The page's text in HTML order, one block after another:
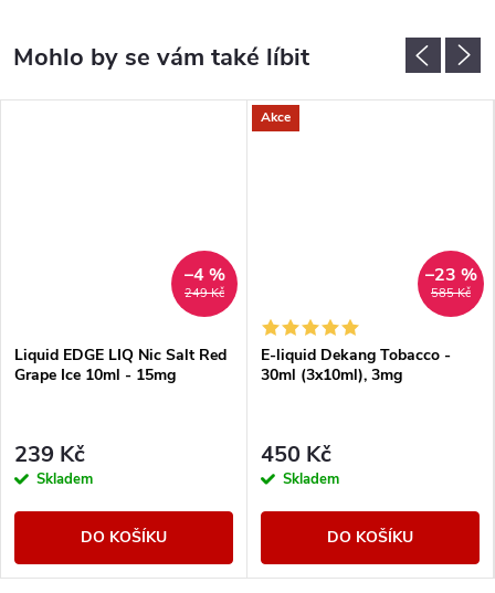
249 Kč
–4 %
Liquid EDGE LIQ Nic Salt Red
Grape Ice 10ml - 15mg
239 Kč
Skladem
DO KOŠÍKU
Akce
585 Kč
–23 %
E-liquid Dekang Tobacco -
30ml (3x10ml), 3mg
450 Kč
Skladem
DO KOŠÍKU